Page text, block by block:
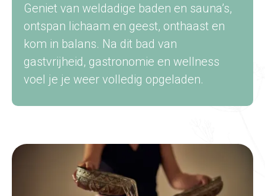
Geniet van weldadige baden en sauna’s,
ontspan lichaam en geest, onthaast en
kom in balans. Na dit bad van
gastvrijheid, gastronomie en wellness
voel je je weer volledig opgeladen.